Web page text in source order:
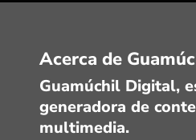
Acerca de
Guamúchil Digital,
generadora de
multimedia.